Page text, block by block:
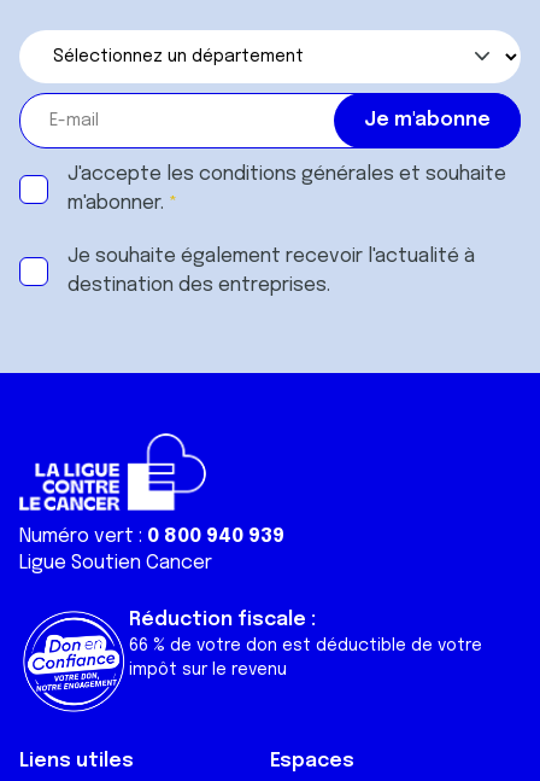
J'accepte les conditions générales et souhaite
m'abonner.
Je souhaite également recevoir l'actualité à
destination des entreprises.
Numéro vert : 0 800 940 939
Ligue Soutien Cancer
Réduction fiscale :
66 % de votre don est déductible de votre
impôt sur le revenu
Liens utiles Espaces